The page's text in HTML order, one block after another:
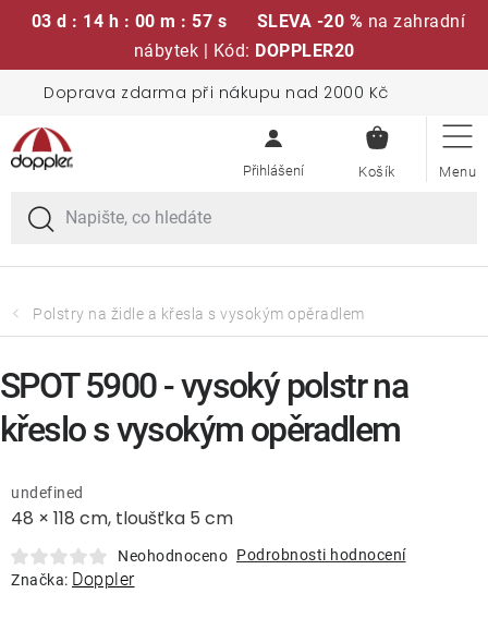
03 d : 14 h : 00 m : 56 s SLEVA -20 % na zahradní
nábytek | Kód: DOPPLER20
obsah
Doprava zdarma při nákupu nad 2000 Kč
KOŠÍK
Sedací soupravy
Slunečníky
Křesla a židle
Lavice a houpačky
Lehátka
Doplňky
Polstry na židle a křesla s vysokým opěradlem
48 × 118 cm, tloušťka 5 cm
undefined
Neohodnoceno Podrobnosti hodnocení
Značka: Doppler
SPOT 5900 - vysoký polstr na
křeslo s vysokým opěradlem